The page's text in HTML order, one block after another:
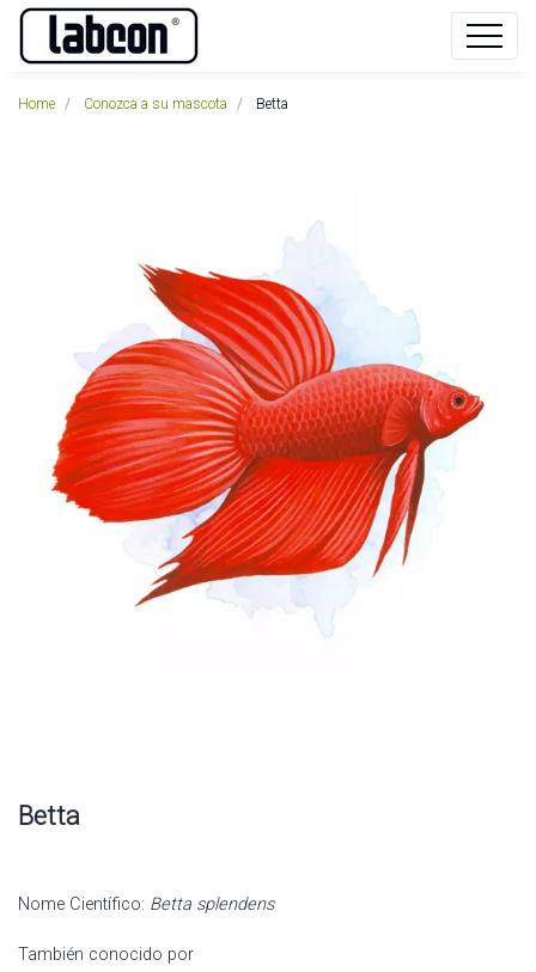
Home Conozca a su mascota Betta
Betta
Nome Científico: Betta splendens
También conocido por